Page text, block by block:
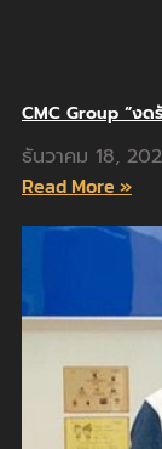
CMC Group “งด
ธันวาคม 18,
Read More »